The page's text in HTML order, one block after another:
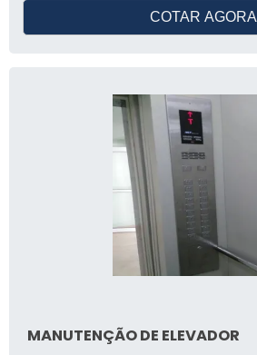
COTAR AGORA
MANUTENÇÃO DE ELEVADOR